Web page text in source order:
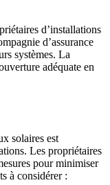
d’installations
d’assurance
systèmes. La
adéquate en
solaires est
Les propriétaires
pour minimiser
à considérer :